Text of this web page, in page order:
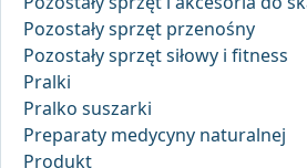
Pozostały sprzęt przenośny
Pozostały sprzęt siłowy i fitness
Pralki
Pralko suszarki
Preparaty medycyny naturalnej
Produkt